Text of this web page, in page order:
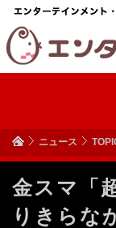
ニュース
金スマ「
りきらな